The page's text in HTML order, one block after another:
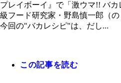
独創的なバカレシピ
プレイボーイ』で「激ウマ!! バ
級フード研究家・野島慎一郎（の
今回の"バカレシピ"は、だし...
この記事を読む